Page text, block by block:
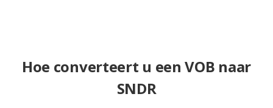
Hoe converteert u een VOB naar
SNDR